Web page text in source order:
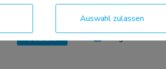
Ansicht
Installation - TÜV
Vergleichen
Auswahl zulassen